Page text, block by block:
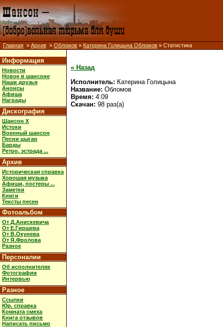
Главная » Архив » Обломов » Катерина Голицына Обломов » Статистика
Информация
Новости
Новое в шансоне
Наши друзья
Анонсы
Афиша
Награды
Дискография
Шансон X
Истоки
Военный шансон
Песни цыган
Барды
Ретро, эстрада ...
Архив
Историческая справка
Хорошая музыка
Афиши, постеры ...
Заметки
Книги
Тексты песен
Фотоальбом
От Д.Анискевича
От Е.Гиршева
От В.Окунева
От Я.Фролова
Разное
Персоналии
Об исполнителях
Фотографии
Интервью
Разное
Ссылки
Юр. справка
Комната смеха
Книга отзывов
Написать письмо
« Назад
Исполнитель: Катерина Голицына
Название: Обломов
Время: 4:09
Скачан: 98 раз(а)